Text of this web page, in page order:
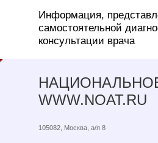
Информация,
самостоятельной
консультации врача
WWW.NOAT.RU
105082, Москва, а/я 8